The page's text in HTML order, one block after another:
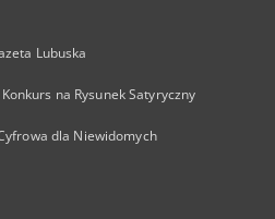
Lubuska
na Rysunek Satyryczny
dla Niewidomych